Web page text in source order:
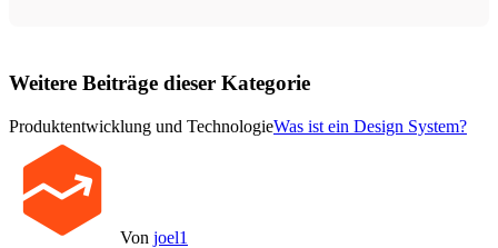
Weitere Beiträge dieser Kategorie
Produktentwicklung und TechnologieWas ist ein Design System?
Von joel1